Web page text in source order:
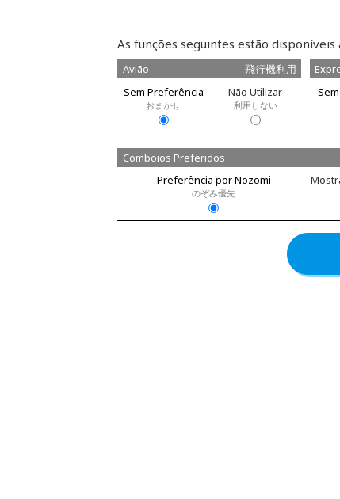
As funções seguintes estão disponíveis
Avião
飛行機利用
Sem Preferência
おまかせ
Não Utilizar
利用しない
Comboios Preferidos
Preferência por Nozomi
のぞみ優先